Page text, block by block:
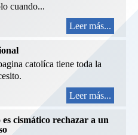
cuando...
Leer más...
catolíca tiene toda la
Leer más...
cismático rechazar a un